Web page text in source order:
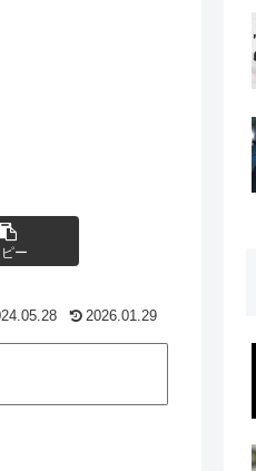
ー
2026.01.29